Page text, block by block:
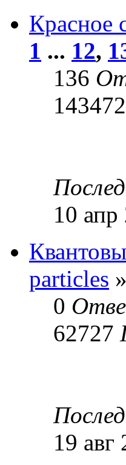
Красное
1 ... 12,
136
10
particles
0
62727
19 авг